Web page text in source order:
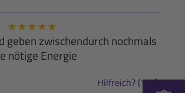
★★★★★
geben zwischendurch nochmals
nötige Energie
Hilfreich? (1)